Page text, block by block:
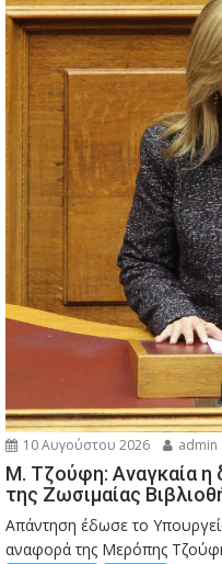
10 Αυγούστου 2026 admin
M. Τζούφη: Αναγκαία
της Ζωσιμαίας
Απάντηση έδωσε το
αναφορά της Μερόπης